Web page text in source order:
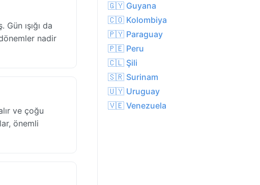
ışığı da
nadir
ve çoğu
önemli
🇬🇾 Guyana
🇨🇴 Kolombiya
🇵🇾 Paraguay
🇵🇪 Peru
🇨🇱 Şili
🇸🇷 Surinam
🇺🇾 Uruguay
🇻🇪 Venezuela